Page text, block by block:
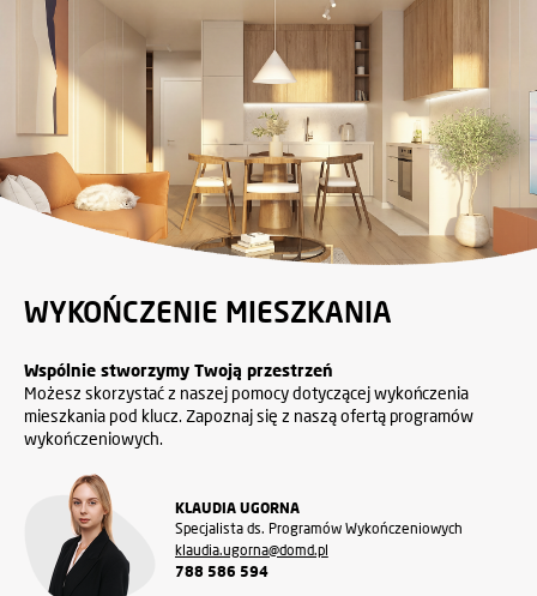
WYKOŃCZENIE MIESZKANIA
Wspólnie stworzymy Twoją przestrzeń
Możesz skorzystać z naszej pomocy dotyczącej wykończenia
mieszkania pod klucz. Zapoznaj się z naszą ofertą programów
wykończeniowych.
KLAUDIA UGORNA
Specjalista ds. Programów Wykończeniowych
klaudia.ugorna@domd.pl
788 586 594